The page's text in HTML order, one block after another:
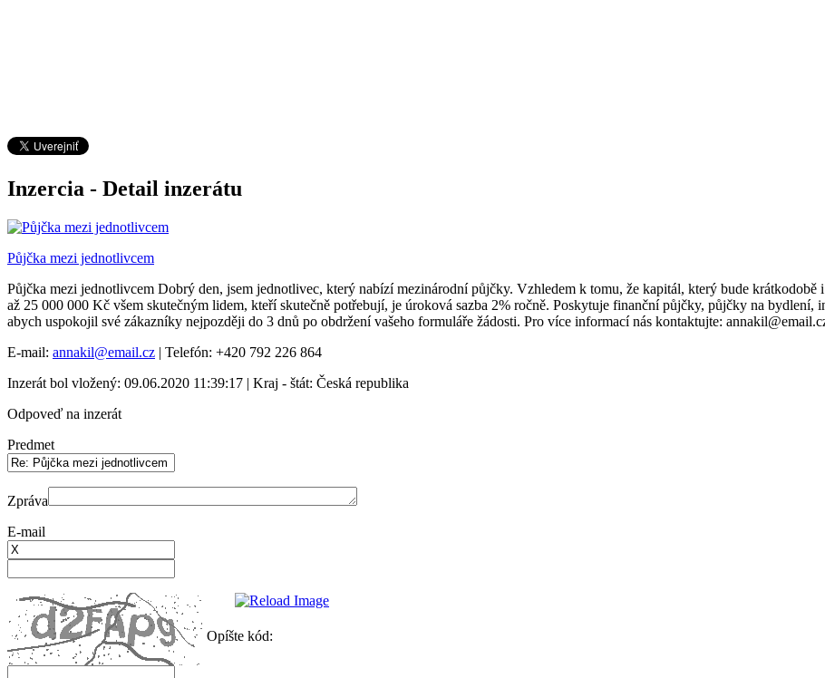
Inzercia - Detail inzerátu
Půjčka mezi jednotlivcem
Půjčka mezi jednotlivcem Dobrý den, jsem jednotlivec, který nabízí mezinárodní půjčky. Vzhledem k tomu, že kapitál, který bude
až 25 000 000 Kč všem skutečným lidem, kteří skutečně potřebují, je úroková sazba 2% ročně. Poskytuje finanční půjčky, půjčky na
abych uspokojil své zákazníky nejpozději do 3 dnů po obdržení vašeho formuláře žádosti. Pro více informací nás kontaktujte:
E-mail: annakil@email.cz | Telefón: +420 792 226 864
Inzerát bol vložený: 09.06.2020 11:39:17 | Kraj - štát: Česká republika
Odpoveď na inzerát
Predmet
Zpráva
E-mail
Opíšte kód: